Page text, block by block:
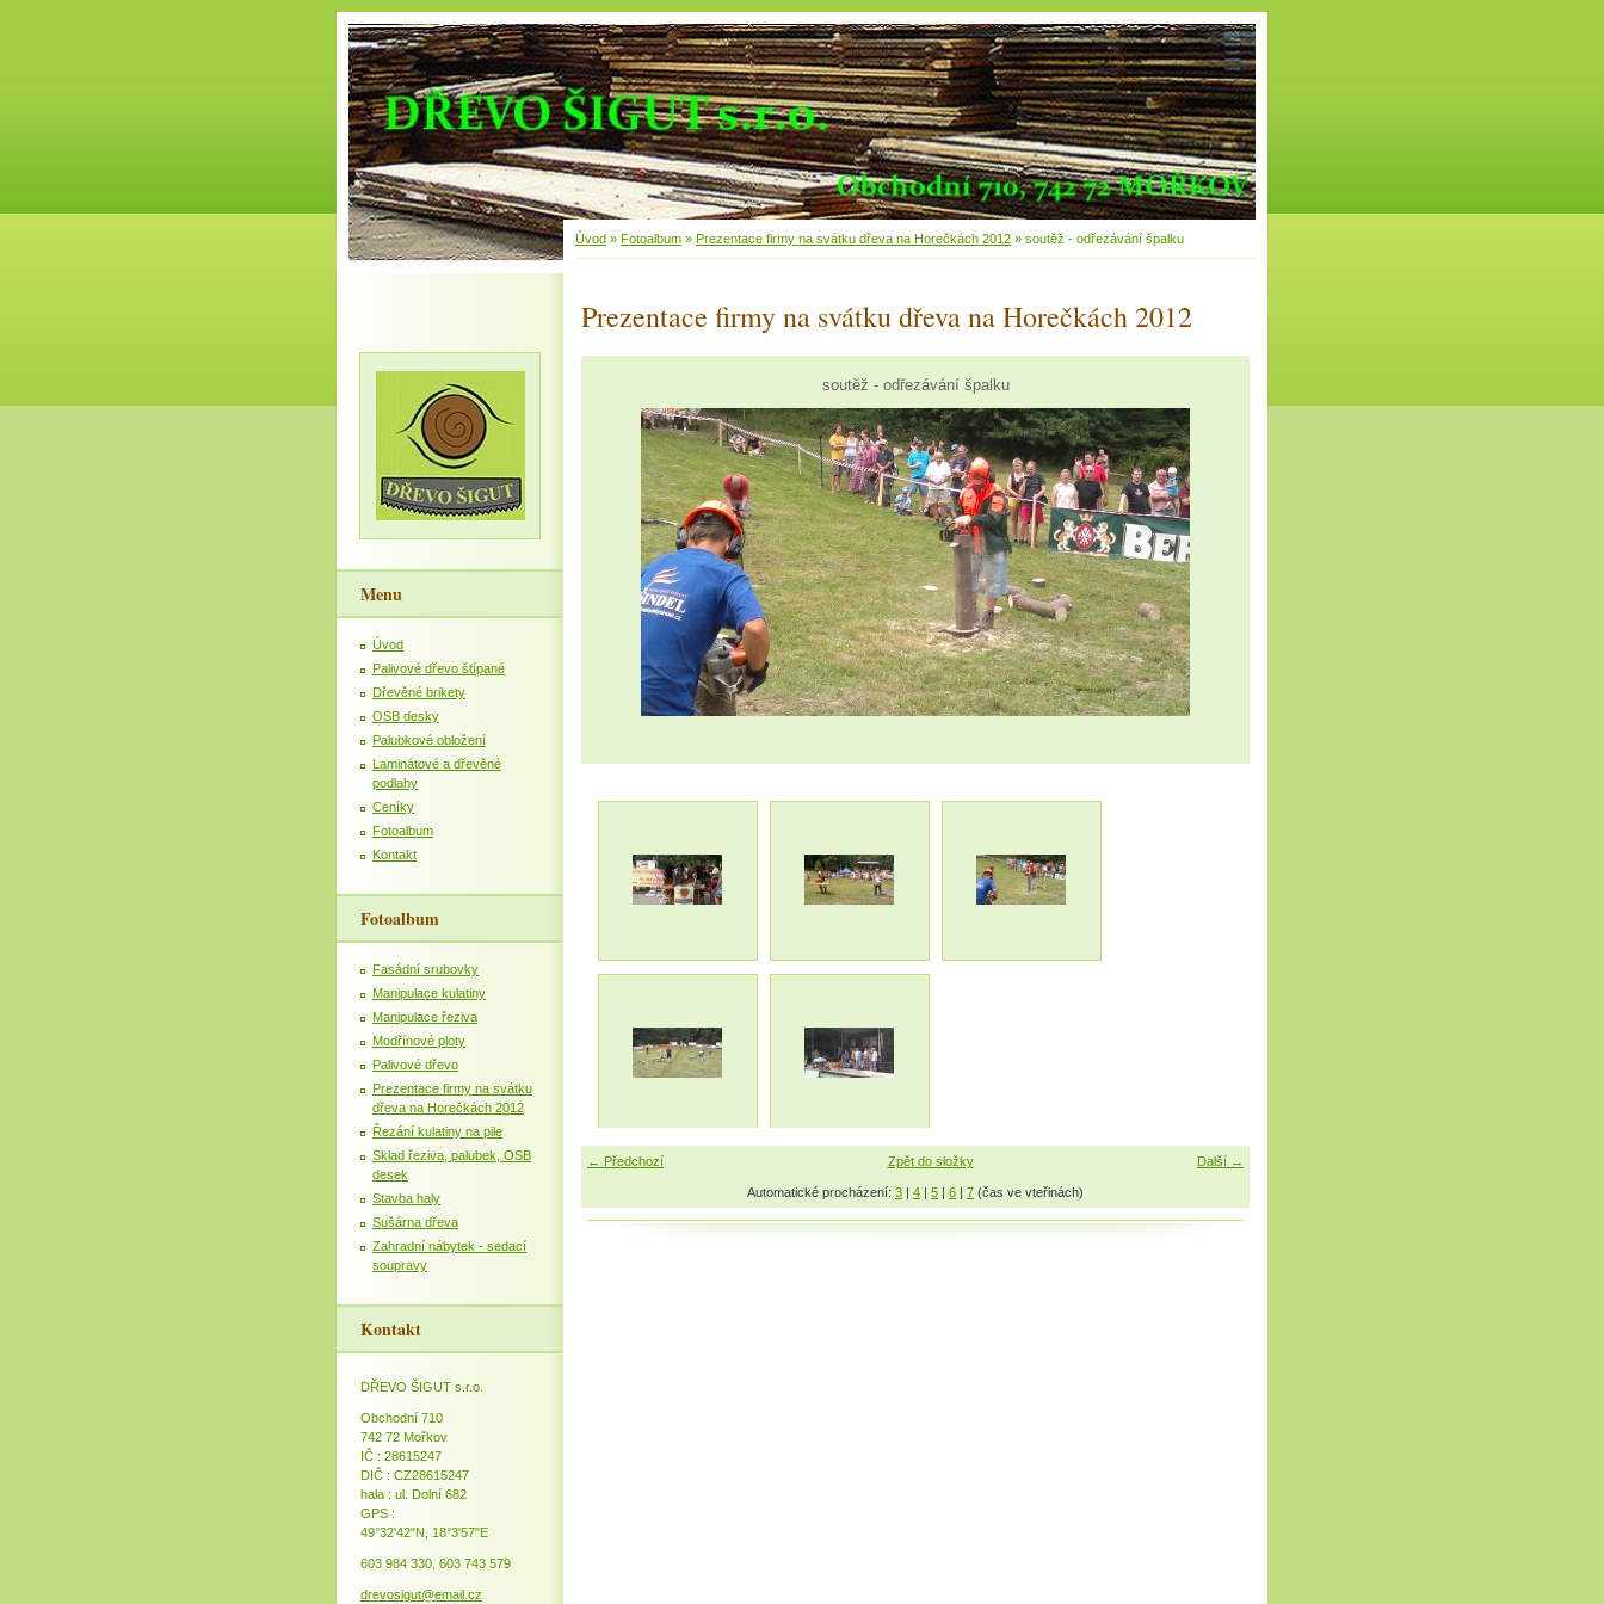
Úvod » Fotoalbum » Prezentace firmy na svátku dřeva na Horečkách 2012 » soutěž - odřezávání špalku
Prezentace firmy na svátku dřeva na Horečkách 2012
soutěž - odřezávání špalku
← Předchozí Další →
Zpět do složky
Automatické procházení: 3 | 4 | 5 | 6 | 7 (čas ve vteřinách)
Menu
Úvod
Palivové dřevo štípané
Dřevěné brikety
OSB desky
Palubkové obložení
Laminátové a dřevěné
podlahy
Ceníky
Fotoalbum
Kontakt
Fotoalbum
Fasádní srubovky
Manipulace kulatiny
Manipulace řeziva
Modřínové ploty
Palivové dřevo
Prezentace firmy na svátku
dřeva na Horečkách 2012
Řezání kulatiny na pile
Sklad řeziva, palubek, OSB
desek
Stavba haly
Sušárna dřeva
Zahradní nábytek - sedací
soupravy
Kontakt
DŘEVO ŠIGUT s.r.o.
Obchodní 710
742 72 Mořkov
IČ : 28615247
DIČ : CZ28615247
hala : ul. Dolní 682
GPS :
49°32'42"N, 18°3'57"E
603 984 330, 603 743 579
drevosigut@email.cz